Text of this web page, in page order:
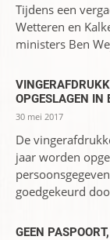
Tijdens een
Wetteren en
ministers Ben
OPGESLAGEN IN
30 mei 2017
De
jaar worden
goedgekeurd
GEEN